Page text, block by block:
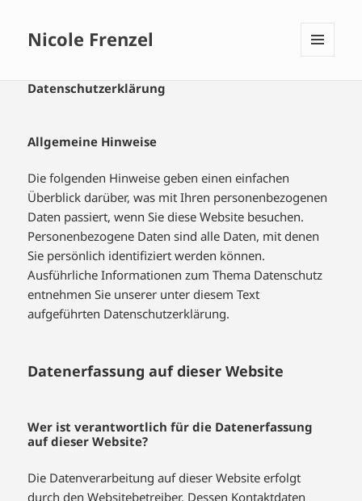
Nicole Frenzel
Datenschutzerklärung
Allgemeine Hinweise
Die folgenden Hinweise geben einen einfachen
Überblick darüber, was mit Ihren personenbezogenen
Daten passiert, wenn Sie diese Website besuchen.
Personenbezogene Daten sind alle Daten, mit denen
Sie persönlich identifiziert werden können.
Ausführliche Informationen zum Thema Datenschutz
entnehmen Sie unserer unter diesem Text
aufgeführten Datenschutzerklärung.
Datenerfassung auf dieser Website
Wer ist verantwortlich für die Datenerfassung
auf dieser Website?
Die Datenverarbeitung auf dieser Website erfolgt
durch den Websitebetreiber. Dessen Kontaktdaten